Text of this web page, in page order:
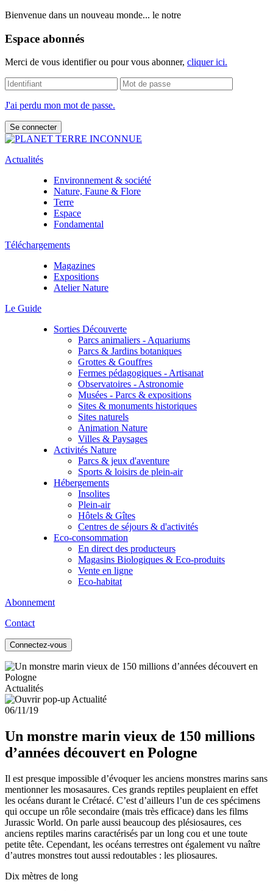
Bienvenue dans un nouveau monde... le notre
Espace abonnés
Merci de vous identifier ou pour vous abonner, cliquer ici.
J'ai perdu mon mot de passe.
Actualités
Environnement & société
Nature, Faune & Flore
Terre
Espace
Fondamental
Téléchargements
Magazines
Expositions
Atelier Nature
Le Guide
Sorties Découverte
Parcs animaliers - Aquariums
Parcs & Jardins botaniques
Grottes & Gouffres
Fermes pédagogiques - Artisanat
Observatoires - Astronomie
Musées - Parcs & expositions
Sites & monuments historiques
Sites naturels
Animation Nature
Villes & Paysages
Activités Nature
Parcs & jeux d'aventure
Sports & loisirs de plein-air
Hébergements
Insolites
Plein-air
Hôtels & Gîtes
Centres de séjours & d'activités
Eco-consommation
En direct des producteurs
Magasins Biologiques & Eco-produits
Vente en ligne
Eco-habitat
Abonnement
Contact
Connectez-vous
Actualités
06/11/19
Un monstre marin vieux de 150 millions
d’années découvert en Pologne
Il est presque impossible d’évoquer les anciens monstres marins sans
mentionner les mosasaures. Ces grands reptiles peuplaient en effet
les océans durant le Crétacé. C’est d’ailleurs l’un de ces spécimens
qui occupe un rôle secondaire (mais très efficace) dans les films
Jurassic World. On parle aussi beaucoup des plésiosaures, ces
anciens reptiles marins caractérisés par un long cou et une toute
petite tête. Cependant, les océans terrestres ont également vu naître
d’autres monstres tout aussi redoutables : les pliosaures.
Dix mètres de long